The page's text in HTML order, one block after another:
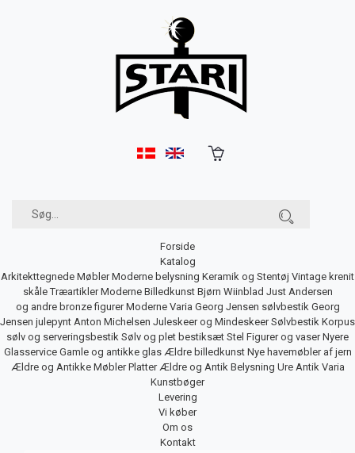
Forside
Katalog
Arkitekttegnede Møbler Moderne belysning Keramik og Stentøj Vintage krenit
skåle Træartikler Moderne Billedkunst Bjørn Wiinblad Just Andersen
og andre bronze figurer Moderne Varia Georg Jensen sølvbestik Georg
Jensen julepynt Anton Michelsen Juleskeer og Mindeskeer Sølvbestik Korpus
sølv og serveringsbestik Sølv og plet bestiksæt Stel Figurer og vaser Nyere
Glasservice Gamle og antikke glas Ældre billedkunst Nye havemøbler af jern
Ældre og Antikke Møbler Platter Ældre og Antik Belysning Ure Antik Varia
Kunstbøger
Levering
Vi køber
Om os
Kontakt